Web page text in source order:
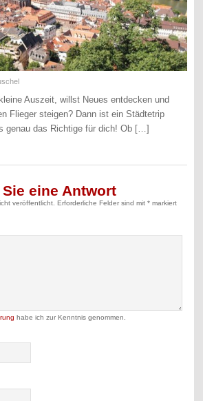
Auszeit, willst Neues entdecken und
Flieger steigen? Dann ist ein Städtetrip
genau das Richtige für dich! Ob […]
eine Antwort
veröffentlicht. Erforderliche Felder sind mit* markiert
habe ich zur Kenntnis genommen.